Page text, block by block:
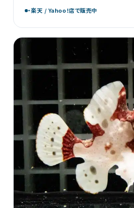
い。水槽に柔らかな動きと華やかさを
・楽天 / Yahoo!店で販売中